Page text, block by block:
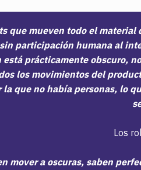
que mueven todo el material
participación humana al
está prácticamente obscuro,
los movimientos del
la que no había personas, lo
Los
mover a oscuras, saben